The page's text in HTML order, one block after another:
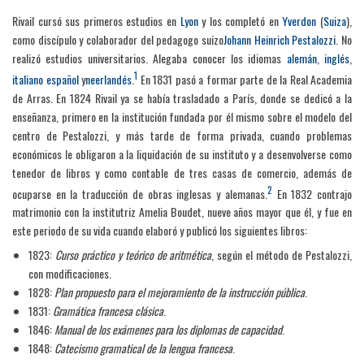
Rivail cursó sus primeros estudios en Lyony los completó enYverdon (Suiza),
como discípulo y colaborador del pedagogo suizoJohann Heinrich Pestalozzi . No
realizó estudios universitarios. Alegaba conocer los idiomas alemán, inglés
italiano españolyneerlandés1 En 1831 pasó a formar parte de la Real Academia
de Arras. En 1824 Rivail ya se había trasladado a París, donde se dedicó a la
enseñanza, primero en la institución fundada por él mismo sobre el modelo del
centro de Pestalozzi, y más tarde de forma privada, cuando problemas
económicos le obligaron a la liquidación de su instituto y a desenvolverse como
tenedor de libros y como contable de tres casas de comercio, además de
ocuparse en la traducción de obras inglesas y alemanas.2 En 1832 contrajo
matrimonio con la institutriz Amelia Boudet, nueve años mayor que él, y fue en
este periodo de su vida cuando elaboró y publicó los siguientes libros:
1823: Curso práctico y teórico de aritmética, según el método de Pestalozzi,
con modificaciones.
1828:Plan propuesto para el mejoramiento de la instrucción pública.
1831:Gramática francesa clásica.
1846:Manual de los exámenes para los diplomas de capacidad.
1848:Catecismo gramatical de la lengua francesa.